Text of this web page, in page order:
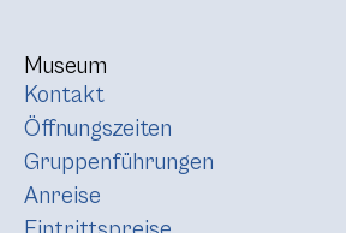
Museum
Kontakt
Öffnungszeiten
Gruppenführungen
Anreise